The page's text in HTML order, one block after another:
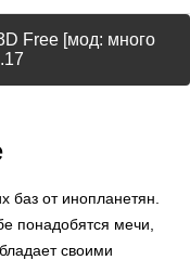
Free [мод: много
баз от инопланетян.
понадобятся мечи,
своими